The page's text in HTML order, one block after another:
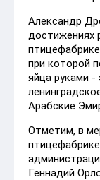
Александр
достижениях
при которой
яйца руками -
Арабские
Отметим, в
птицефабрике
Геннадий